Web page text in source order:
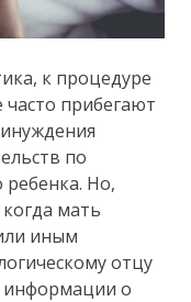
к процедуре
прибегают
по
Но,
мать
иным
отцу
информации о